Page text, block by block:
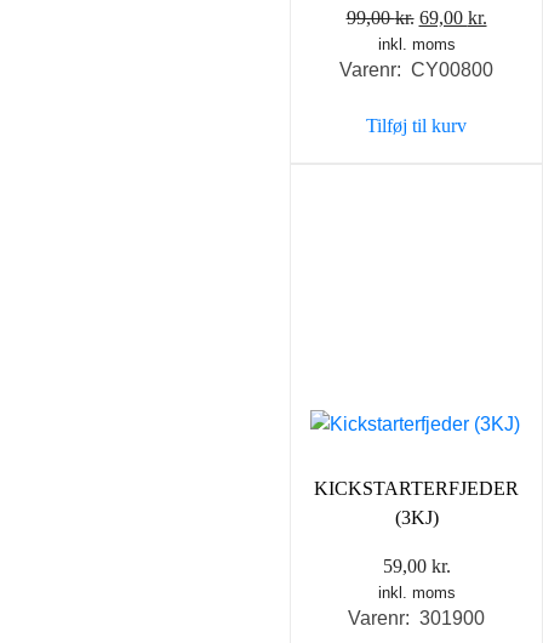
99,00kr. Den
oprindelige
pris
99,00 kr..
69,00 kr.
pris
inkl. moms
Varenr: CY00800
Tilføj til kurv
KICKSTARTERFJEDER
(3KJ)
59,00 kr.
inkl. moms
Varenr: 301900